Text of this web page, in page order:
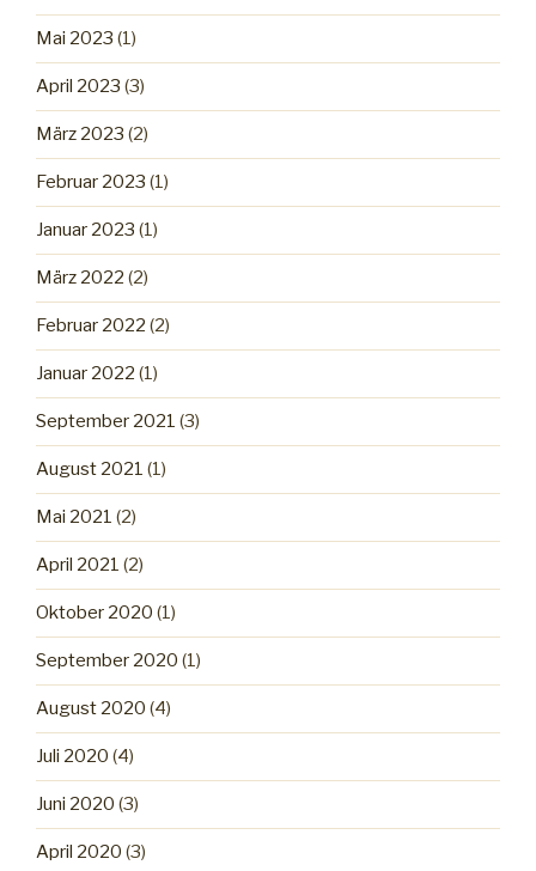
Mai 2023 (1)
April 2023 (3)
März 2023 (2)
Februar 2023 (1)
Januar 2023 (1)
März 2022 (2)
Februar 2022 (2)
Januar 2022 (1)
September 2021 (3)
August 2021 (1)
Mai 2021 (2)
April 2021 (2)
Oktober 2020 (1)
September 2020 (1)
August 2020 (4)
Juli 2020 (4)
Juni 2020 (3)
April 2020 (3)